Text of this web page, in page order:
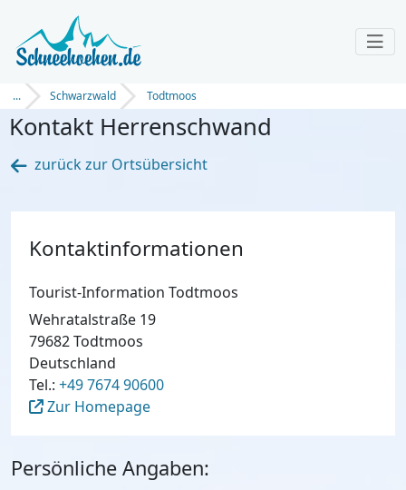
... Schwarzwald Todtmoos
Kontakt Herrenschwand
zurück zur Ortsübersicht
Persönliche Angaben:
Kontaktinformationen
Tourist-Information Todtmoos
Wehratalstraße 19
79682 Todtmoos
Deutschland
Tel.: +49 7674 90600
Zur Homepage